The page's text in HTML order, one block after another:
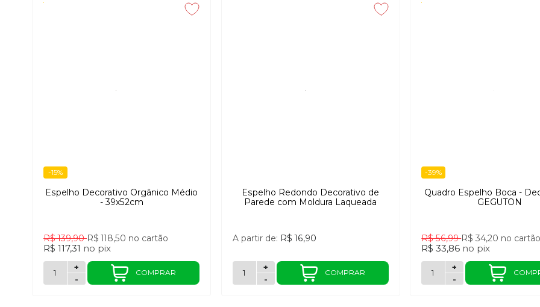
-15%
Espelho Decorativo Orgânico Médio
- 39x52cm
R$ 139,90R$ 118,50 no cartão
R$ 117,31 no pix
-
+
COMPRAR
Espelho Redondo Decorativo de
Parede com Moldura Laqueada
A partir de: R$ 16,90
-
+
COMPRAR
-39%
Quadro Espelho Boca -
GEGUTON
R$ 56,99R$ 34,20 no cartão
R$ 33,86 no pix
-
+